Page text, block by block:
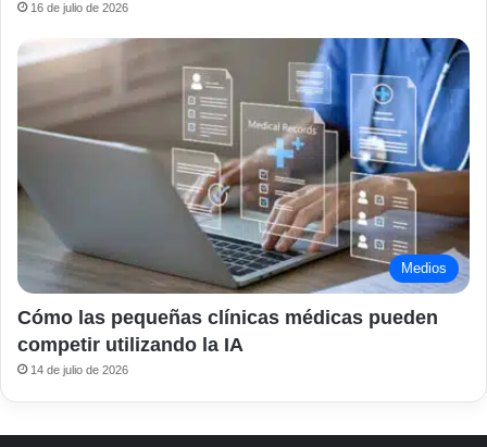
16 de julio de 2026
Medios
Cómo las pequeñas clínicas médicas pueden
competir utilizando la IA
14 de julio de 2026